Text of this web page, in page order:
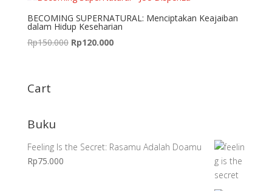
BECOMING SUPERNATURAL: Menciptakan Keajaiban
dalam Hidup Keseharian
Rp150.000 Harga
Rp120.000Harga
Cart
Buku
Feeling Is the Secret: Rasamu Adalah Doamu
Rp75.000